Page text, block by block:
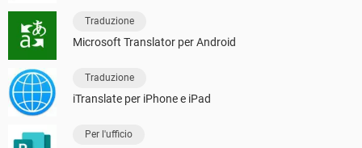
Traduzione
Microsoft Translator per Android
Traduzione
iTranslate per iPhone e iPad
Per l'ufficio